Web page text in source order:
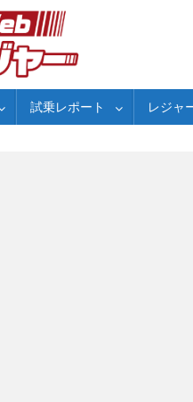
試乗レポート レジャ